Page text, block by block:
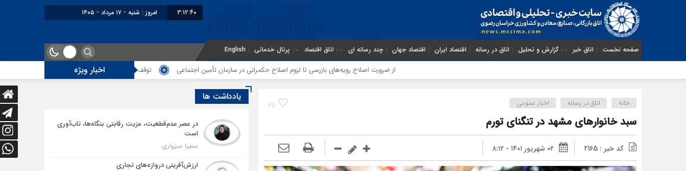
3:12:40 امروز : شنبه - ۱۷ مرداد - ۱۴۰۵
صفحه نخست اتاق خبر گزارش و تحلیل اتاق در رسانه اقتصاد ایران اقتصاد جهان چند رسانه ای اتاق اقتصاد پرتال خدماتی English
اخبار ویژه از ضرورت اصلاح رویه‌های بازرسی تا لزوم اصلاح حکمرانی در سازمان تأمین اجتماعی توقف‌های مرزی، هزینه‌های پنهان و ضعف مدیریت؛ زنگ خطری برای
45 خانه اتاق در رسانه اخبار عمومی
سبد خانوارهای مشهد در تنگنای تورم
کد خبر : 2165 ۰۲ شهریور ۱۴۰۱ - ۸:۱۲
یادداشت ها
در عصر عدم‌قطعیت، مزیت رقابتی بنگاه‌ها، تاب‌آوری
است
سمیرا سبزواری
ارزش‌آفرینی دروازه‌های تجاری